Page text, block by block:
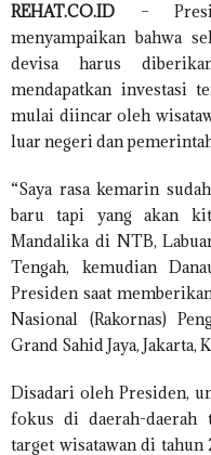
REHAT.CO.ID –
menyampaikan bahwa
devisa harus
mendapatkan investasi
mulai diincar oleh
luar negeri dan
“Saya rasa kemarin
baru tapi yang akan
Mandalika di NTB,
Tengah, kemudian
Presiden saat
Nasional (Rakornas)
Grand Sahid Jaya, Jakarta,
Disadari oleh Presiden,
fokus di daerah-daerah
target wisatawan di tahun